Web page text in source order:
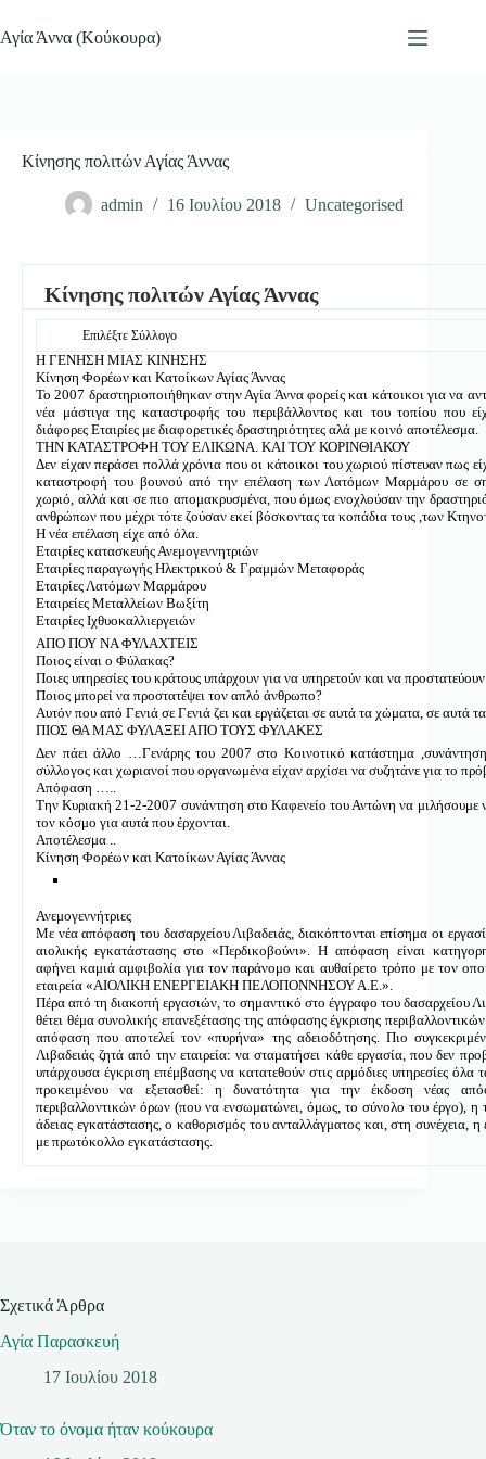
στο
περιεχόμενο
Αγία Άννα (Κούκουρα)
Κίνησης πολιτών Αγίας Άννας
admin 16 Ιουλίου 2018 Uncategorised
Κίνησης πολιτών Αγίας Άννας
Επιλέξτε Σύλλογο
Η ΓΕΝΗΣΗ ΜΙΑΣ ΚΙΝΗΣΗΣ
Κίνηση Φορέων και Κατοίκων Αγίας Άννας
Το 2007 δραστηριοποιήθηκαν στην Αγία Άννα φορείς και κάτοικοι για να
νέα μάστιγα της καταστροφής του περιβάλλοντος και του τοπίου που
διάφορες Εταιρίες με διαφορετικές δραστηριότητες αλά με κοινό αποτέλεσμα.
ΤΗΝ ΚΑΤΑΣΤΡΟΦΗ ΤΟΥ ΕΛΙΚΩΝΑ. ΚΑΙ ΤΟΥ ΚΟΡΙΝΘΙΑΚΟΥ
Δεν είχαν περάσει πολλά χρόνια που οι κάτοικοι του χωριού πίστευαν πως
καταστροφή του βουνού από την επέλαση των Λατόμων Μαρμάρου σε
χωριό, αλλά και σε πιο απομακρυσμένα, που όμως ενοχλούσαν την
ανθρώπων που μέχρι τότε ζούσαν εκεί βόσκοντας τα κοπάδια τους ,των
Η νέα επέλαση είχε από όλα.
Εταιρίες κατασκευής Ανεμογεννητριών
Εταιρίες παραγωγής Ηλεκτρικού & Γραμμών Μεταφοράς
Εταιρίες Λατόμων Μαρμάρου
Εταιρείες Μεταλλείων Βωξίτη
Εταιρίες Ιχθυοκαλλιεργειών
ΑΠΟ ΠΟΥ ΝΑ ΦΥΛΑΧΤΕΙΣ
Ποιος είναι ο Φύλακας?
Ποιες υπηρεσίες του κράτους υπάρχουν για να υπηρετούν και να
Ποιος μπορεί να προστατέψει τον απλό άνθρωπο?
Αυτόν που από Γενιά σε Γενιά ζει και εργάζεται σε αυτά τα χώματα, σε αυτά
ΠΙΟΣ ΘΑ ΜΑΣ ΦΥΛΑΞΕΙ ΑΠΟ ΤΟΥΣ ΦΥΛΑΚΕΣ
Δεν πάει άλλο …Γενάρης του 2007 στο Κοινοτικό κατάστημα ,συνάντηση
σύλλογος και χωριανοί που οργανωμένα είχαν αρχίσει να συζητάνε για το
Απόφαση …..
Την Κυριακή 21-2-2007 συνάντηση στο Καφενείο του Αντώνη να μιλήσουμε
τον κόσμο για αυτά που έρχονται.
Αποτέλεσμα ..
Κίνηση Φορέων και Κατοίκων Αγίας Άννας
Ανεμογεννήτριες
Με νέα απόφαση του δασαρχείου Λιβαδειάς, διακόπτονται επίσημα οι
αιολικής εγκατάστασης στο «Περδικοβούνι». Η απόφαση είναι
αφήνει καμιά αμφιβολία για τον παράνομο και αυθαίρετο τρόπο με τον
εταιρεία «ΑΙΟΛΙΚΗ ΕΝΕΡΓΕΙΑΚΗ ΠΕΛΟΠΟΝΝΗΣΟΥ Α.Ε.».
Πέρα από τη διακοπή εργασιών, το σημαντικό στο έγγραφο του δασαρχείου
θέτει θέμα συνολικής επανεξέτασης της απόφασης έγκρισης
απόφαση που αποτελεί τον «πυρήνα» της αδειοδότησης. Πιο
Λιβαδειάς ζητά από την εταιρεία: να σταματήσει κάθε εργασία, που δεν
υπάρχουσα έγκριση επέμβασης να κατατεθούν στις αρμόδιες υπηρεσίες όλα
προκειμένου να εξετασθεί: η δυνατότητα για την έκδοση νέας
περιβαλλοντικών όρων (που να ενσωματώνει, όμως, το σύνολο του έργο), η
άδειας εγκατάστασης, ο καθορισμός του ανταλλάγματος και, στη συνέχεια, η
με πρωτόκολλο εγκατάστασης.
Σχετικά Άρθρα
Αγία Παρασκευή
17 Ιουλίου 2018
Όταν το όνομα ήταν κούκουρα